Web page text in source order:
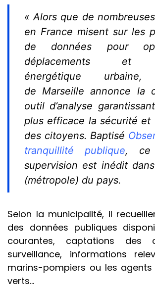
« Alors que de
en France misent sur les
de données pour
déplacements et
énergétique
de Marseille annonce la
outil d’analyse
plus efficace la sécurité et
des citoyens. Baptisé
tranquillité publique, ce
supervision est inédit
(métropole) du pays.
Selon la municipalité, il
des données publiques
courantes, captations des
surveillance, informations
marins-pompiers ou les
verts…